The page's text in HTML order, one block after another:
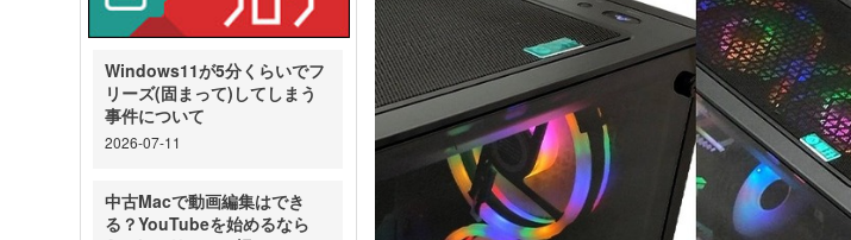
Windows11が5分くらいでフ
リーズ(固まって)してしまう
事件について
2026-07-11
中古Macで動画編集はでき
る？YouTubeを始めるなら